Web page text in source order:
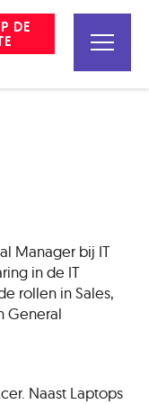
DE
Manager bij IT
in de IT
rollen in Sales,
General
Naast Laptops